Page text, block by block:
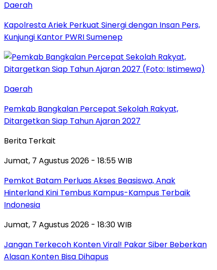
Daerah
Kapolresta Ariek Perkuat Sinergi dengan Insan Pers,
Kunjungi Kantor PWRI Sumenep
Daerah
Pemkab Bangkalan Percepat Sekolah Rakyat,
Ditargetkan Siap Tahun Ajaran 2027
Berita Terkait
Jumat, 7 Agustus 2026 - 18:55 WIB
Pemkot Batam Perluas Akses Beasiswa, Anak
Hinterland Kini Tembus Kampus-Kampus Terbaik
Indonesia
Jumat, 7 Agustus 2026 - 18:30 WIB
Jangan Terkecoh Konten Viral! Pakar Siber Beberkan
Alasan Konten Bisa Dihapus